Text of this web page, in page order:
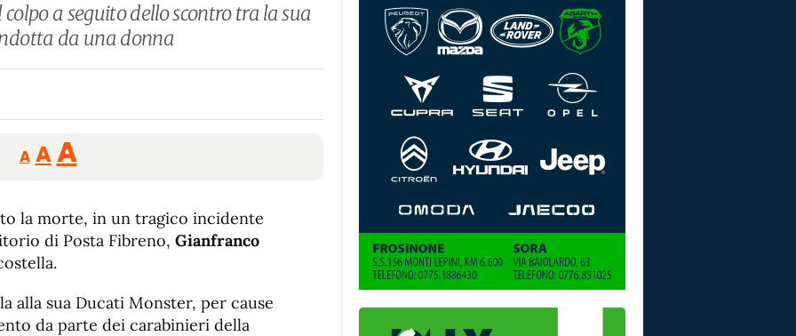
a seguito dello scontro tra la sua
da una donna
A
Reducir
tamaño
A Restablecer
tamaño
de
fuente
AAumentar
de
la morte, in un tragico incidente
di Posta Fibreno, Gianfranco
alla sua Ducati Monster, per cause
da parte dei carabinieri della